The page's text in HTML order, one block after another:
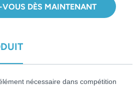
VOUS DÈS MAINTENANT
nécessaire dans compétition